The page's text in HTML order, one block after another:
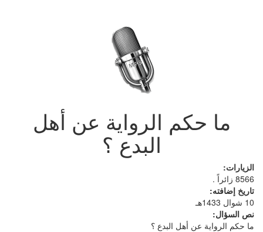
ما حكم الرواية عن أهل
البدع ؟
الزيارات:
8566 زائراً .
تاريخ إضافته:
10 شوال 1433هـ
نص السؤال:
ما حكم الرواية عن أهل البدع ؟